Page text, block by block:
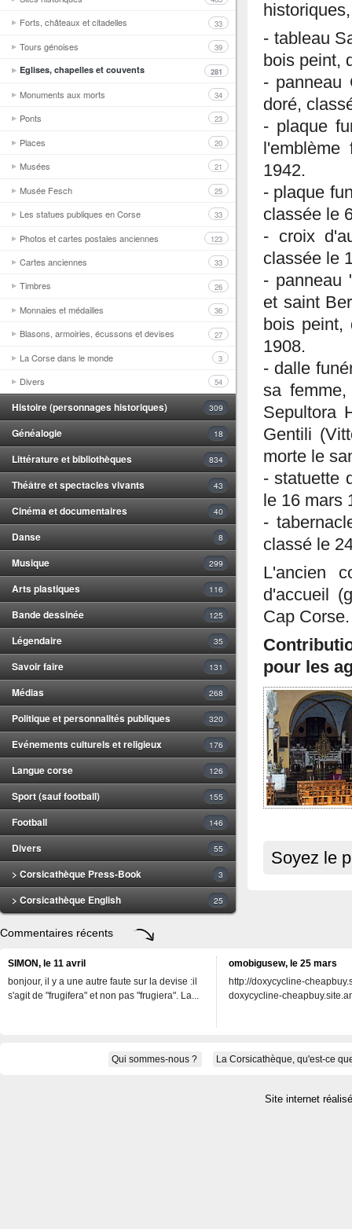
Forts, châteaux et citadelles 33
Tours génoises 39
Eglises, chapelles et couvents 281
Monuments aux morts 34
Ponts 23
Places 20
Musées 21
Musée Fesch 25
Les statues publiques en Corse 33
Photos et cartes postales anciennes 123
Cartes anciennes 33
Timbres 26
Monnaies et médailles 36
Blasons, armoiries, écussons et devises 27
La Corse dans le monde 3
Divers 54
Histoire (personnages historiques) 309
Généalogie 18
Littérature et bibliothèques 834
Théâtre et spectacles vivants 43
Cinéma et documentaires 40
Danse 8
Musique 299
Arts plastiques 116
Bande dessinée 125
Légendaire 35
Savoir faire 131
Médias 268
Politique et personnalités publiques 320
Evénements culturels et religieux 176
Langue corse 126
Sport (sauf football) 155
Football 146
Divers 55
> Corsicathèque Press-Book 3
> Corsicathèque English 25
- tableau
bois peint,
- panneau
doré,
- plaque
1942.
- plaque
classée le
- croix
classée le
- panneau
et saint
bois
1908.
- dalle
sa
Sepultora
Gentili
morte le
- statuette
le 16 mars
-
classé le
L'ancien
d'accueil
Cap Corse.
pour les
Soyez le
Commentaires récents
SIMON, le 11 avril
bonjour, il y a une autre faute sur la devise :il
s'agit de "frugifera" et non pas "frugiera". La...
omobigusew, le 25 mars
http://doxycycline-
doxycycline-
Qui sommes-nous ? La Corsicathèque, qu'est-ce
Site internet